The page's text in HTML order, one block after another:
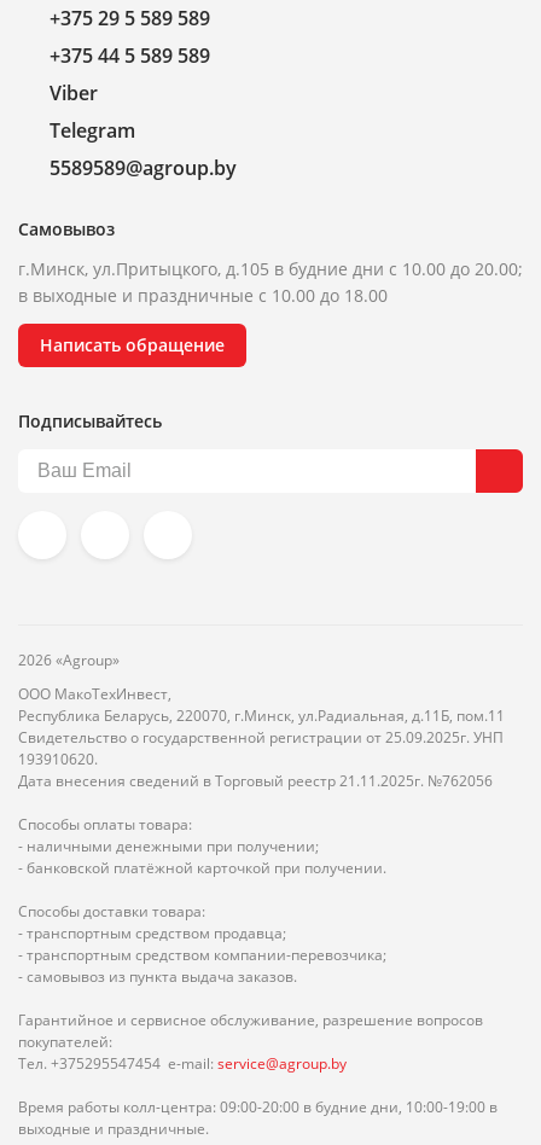
+375 29 5 589 589
+375 44 5 589 589
Viber
Telegram
5589589@agroup.by
Самовывоз
г.Минск, ул.Притыцкого, д.105 в будние дни с 10.00 до 20.00;
в выходные и праздничные с 10.00 до 18.00
Написать обращение
Подписывайтесь
2026 «Agroup»
ООО МакоТехИнвест,
Республика Беларусь, 220070, г.Минск, ул.Радиальная, д.11Б, пом.11
Свидетельство о государственной регистрации от 25.09.2025г. УНП
193910620.
Дата внесения сведений в Торговый реестр 21.11.2025г. №762056
Способы оплаты товара:
- наличными денежными при получении;
- банковской платёжной карточкой при получении.
Способы доставки товара:
- транспортным средством продавца;
- транспортным средством компании-перевозчика;
- самовывоз из пункта выдача заказов.
Гарантийное и сервисное обслуживание, разрешение вопросов
покупателей:
Тел. +375295547454 e-mail: service@agroup.by
Время работы колл-центра: 09:00-20:00 в будние дни, 10:00-19:00 в
выходные и праздничные.